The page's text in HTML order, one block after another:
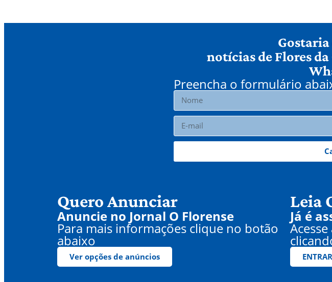
Gostaria
notícias de Flores
Preencha o formulário
Quero Anunciar
Anuncie no Jornal O Florense
Para mais informações clique no botão
abaixo
Ver opções de anúncios
Leia
Já é
ENTRAR